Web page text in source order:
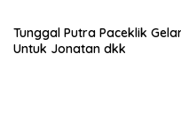
Tunggal Putra Paceklik
Untuk Jonatan dkk